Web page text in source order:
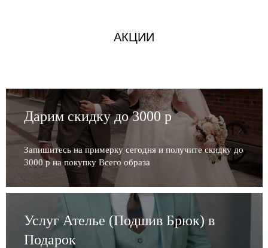
АКЦИИ
Дарим скидку до 3000 р
Запишитесь на примерку сегодня и получите скидку до
3000 р на покупку Всего образа
Услуг Ателье (Подшив Брюк) в
Подарок